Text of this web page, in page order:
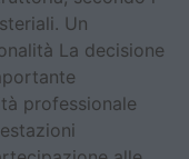
Un
La decisione
professionale